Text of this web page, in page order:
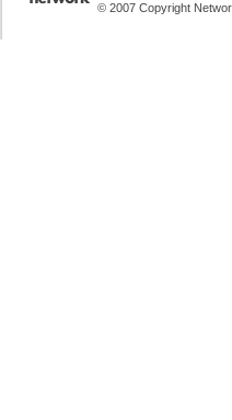
© 2007 Copyright